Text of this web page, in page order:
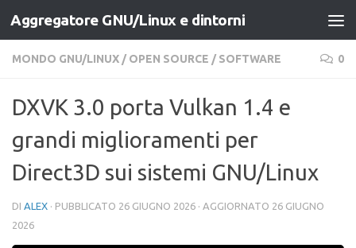
Salta al contenuto
Aggregatore GNU/Linux e dintorni
MONDO GNU/LINUX / OPEN SOURCE / SOFTWARE 0
DXVK 3.0 porta Vulkan 1.4 e
grandi miglioramenti per
Direct3D sui sistemi GNU/Linux
DI ALEX · PUBBLICATO 26 GIUGNO 2026 · AGGIORNATO 26 GIUGNO
2026